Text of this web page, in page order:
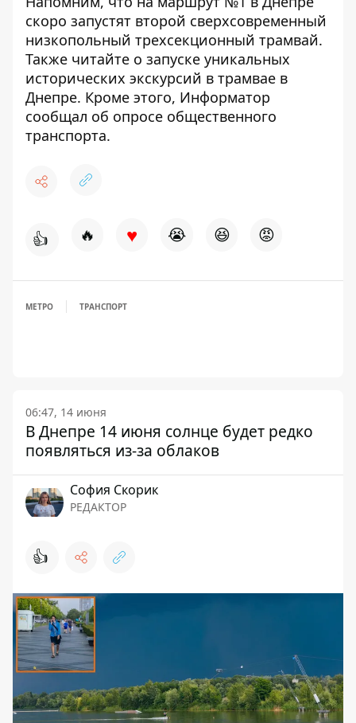
скоро запустят второй сверхсовременный
низкопольный трехсекционный трамвай.
Также читайте о запуске уникальных
исторических экскурсий в трамвае в
Днепре. Кроме этого, Информатор
сообщал об опросе общественного
транспорта.
👍 🔥 ♥ 😭 😆 😡
МЕТРО ТРАНСПОРТ
06:47, 14 июня
В Днепре 14 июня солнце будет редко
появляться из-за облаков
София Скорик
РЕДАКТОР
👍